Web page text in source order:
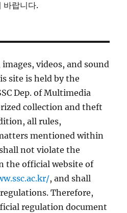
바랍니다.
videos, and sound
site is held by the
Dep. of Multimedia
collection and theft
all rules,
mentioned within
not violate the
the official website of
, and shall
Therefore,
regulation document